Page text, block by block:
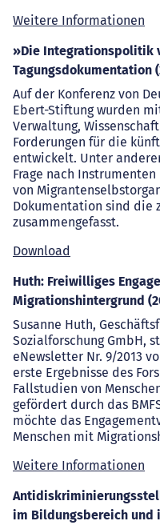
Weitere Informationen
»Die Integrationspolitik
Tagungsdokumentation
Auf der Konferenz von
Ebert-Stiftung wurden
Verwaltung,
Forderungen für die
entwickelt. Unter
Frage nach
von
Dokumentation sind die
zusammengefasst.
Download
Huth: Freiwilliges
Migrationshintergrund
Susanne Huth,
Sozialforschung GmbH,
eNewsletter Nr. 9/2013
erste Ergebnisse des
Fallstudien von
gefördert durch das
möchte das
Menschen mit
Weitere Informationen
im Bildungsbereich und